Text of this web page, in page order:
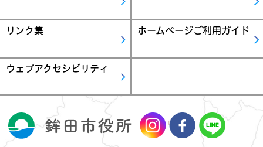
リンク集 ホームページご利用ガイド
ウェブアクセシビリティ